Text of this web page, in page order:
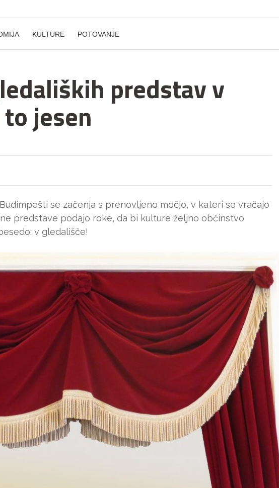
KULTURE POTOVANJE
predstav v
jesen
se začenja s prenovljeno močjo, v kateri se vračajo
predstave podajo roke, da bi kulture željno občinstvo
v gledališče!